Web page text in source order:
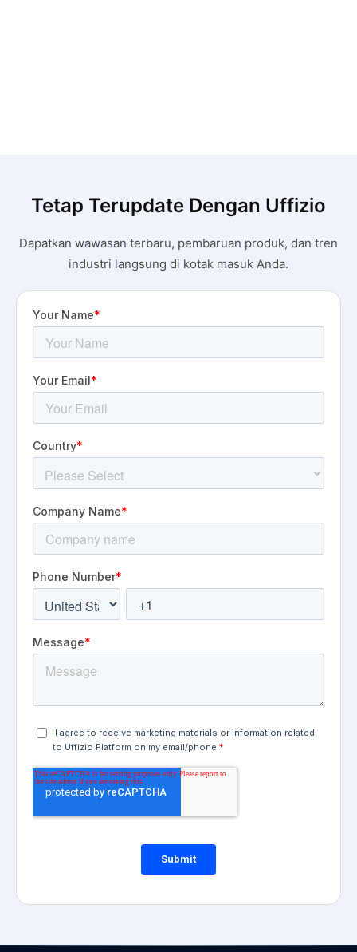
Tetap Terupdate Dengan Uffizio
Dapatkan wawasan terbaru, pembaruan produk, dan tren
industri langsung di kotak masuk Anda.